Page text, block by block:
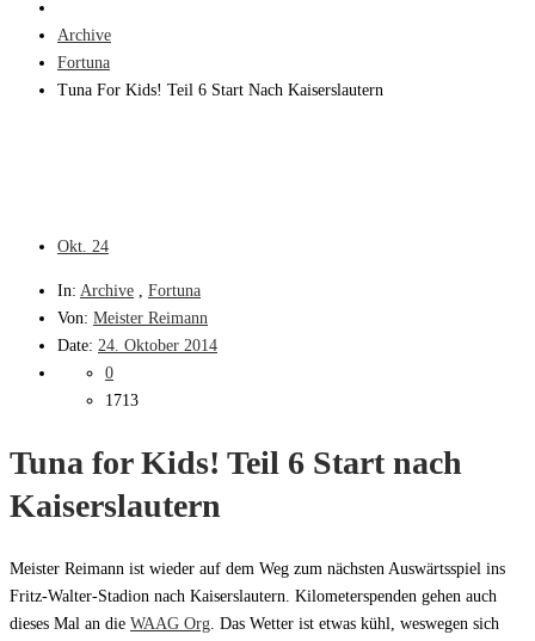
Archive
Fortuna
Tuna For Kids! Teil 6 Start Nach Kaiserslautern
Okt. 24
In: Archive
Fortuna
Von: Meister Reimann
Date: 24. Oktober 2014
0
1713
Tuna for Kids! Teil 6 Start nach
Kaiserslautern
Meister Reimann ist wieder auf dem Weg zum nächsten Auswärtsspiel ins
Fritz-Walter-Stadion nach Kaiserslautern. Kilometerspenden gehen auch
dieses Mal an die WAAG Org. Das Wetter ist etwas kühl, weswegen sich